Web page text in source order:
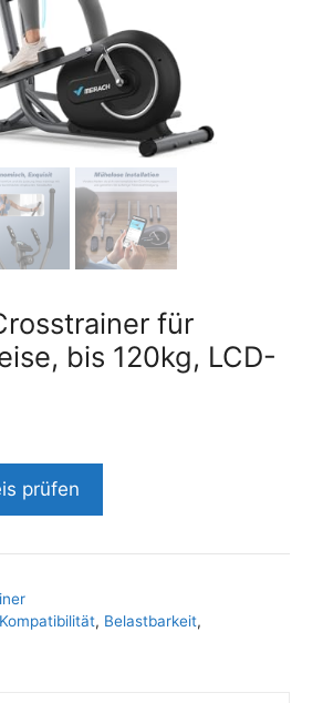
für
bis 120kg, LCD-
prüfen
, Belastbarkeit,